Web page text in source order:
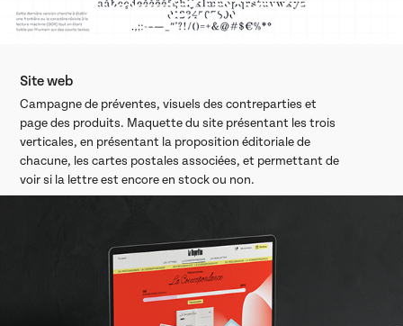
Site web
Campagne de préventes, visuels des contreparties et
page des produits. Maquette du site présentant les trois
verticales, en présentant la proposition éditoriale de
chacune, les cartes postales associées, et permettant de
voir si la lettre est encore en stock ou non.